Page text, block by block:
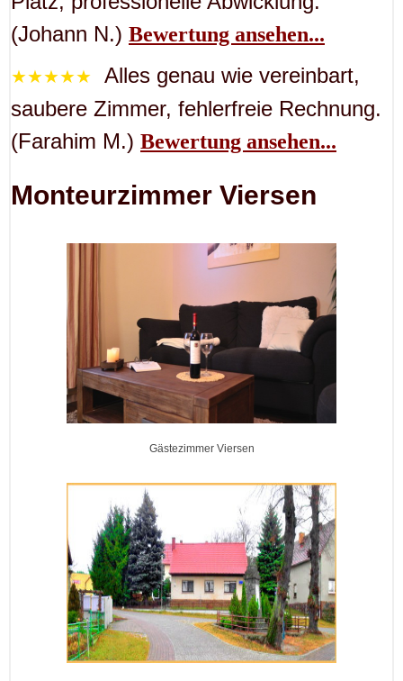
(Johann N.) Bewertung ansehen...
★★★★★
Alles genau wie vereinbart,
saubere Zimmer, fehlerfreie Rechnung.
(Farahim M.) Bewertung ansehen...
Monteurzimmer Viersen
Gästezimmer Viersen